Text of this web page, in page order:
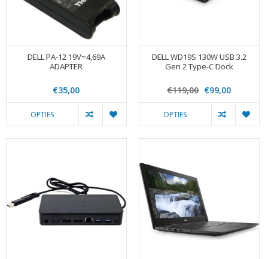
DELL PA-12 19V~4,69A
ADAPTER
€35,00
OPTIES
DELL WD19S 130W USB 3.2
Gen 2 Type-C Dock
€119,00 €99,00
OPTIES